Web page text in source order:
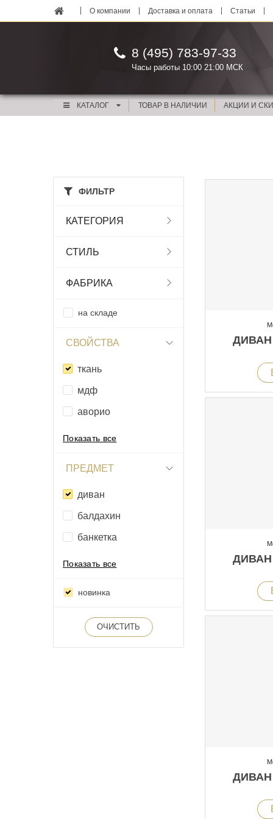
О компании Доставка и оплата Статьи
8 (495) 783-97-33
Часы работы 10:00 21:00 МСК
КАТАЛОГ ТОВАР В НАЛИЧИИ АКЦИИ И
ФИЛЬТР
КАТЕГОРИЯ
СТИЛЬ
ФАБРИКА
на складе
СВОЙСТВА
ткань
мдф
аворио
Показать все
ПРЕДМЕТ
диван
балдахин
банкетка
Показать все
новинка
ОЧИСТИТЬ